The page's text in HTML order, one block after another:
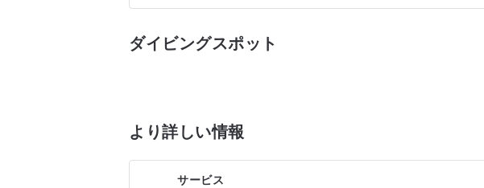
ダイビングスポット
より詳しい情報
サービス